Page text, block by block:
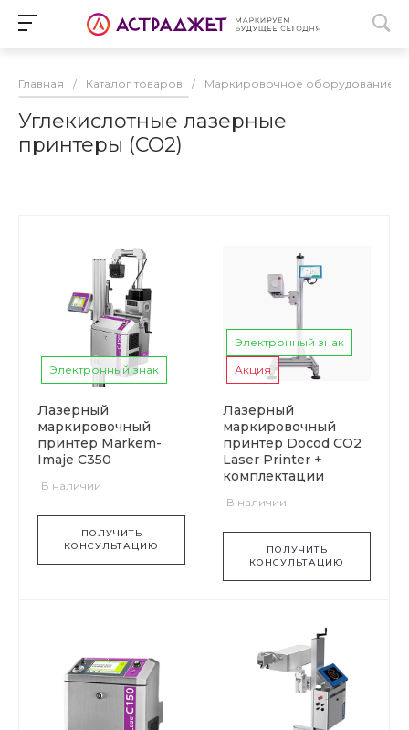
Главная / Каталог товаров / Маркировочное оборудование
Углекислотные лазерные
принтеры (CO2)
Электронный знак
Лазерный
маркировочный
принтер Markem-
Imaje C350
В наличии
ПОЛУЧИТЬ
КОНСУЛЬТАЦИЮ
Электронный знак
Акция
Лазерный
маркировочный
принтер Docod CO2
Laser Printer +
комплектации
В наличии
ПОЛУЧИТЬ
КОНСУЛЬТАЦИЮ